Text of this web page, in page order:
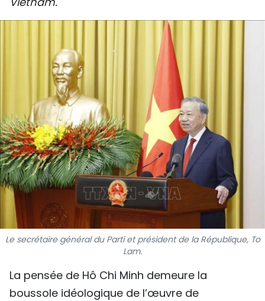
ENVIRONNEMENT
SPORT
FRANCOPHONIE
PAYS NATAL
INTERNATIONAL
MÉGASTORIE
INFOGRAPHIE
PHOTO
VIDÉO
À PROPOS DU "PEUPLE"
Le secrétaire général du Parti et président de la République, To
Lam.
La pensée de Hô Chi Minh demeure la
boussole idéologique de l’œuvre de